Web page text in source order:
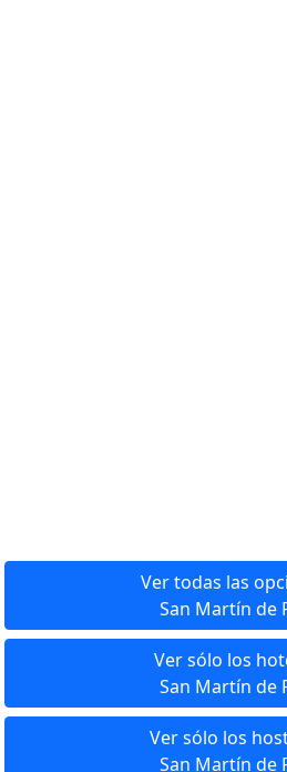
Ver todas las
San Martín de
Ver sólo los
San Martín de
Ver sólo los
San Martín de